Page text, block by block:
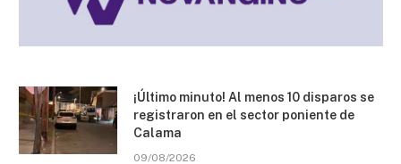
¡Último minuto! Al menos 10 disparos se
registraron en el sector poniente de
Calama
09/08/2026